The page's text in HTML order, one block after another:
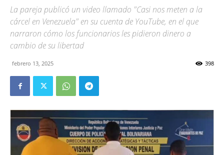
La pareja publicó un video llamado "Casi nos meten a la
cárcel en Venezuela" en su cuenta de YouTube, en el que
narraron cómo los funcionarios les pidieron dinero a
cambio de su libertad
febrero 13, 2025 398